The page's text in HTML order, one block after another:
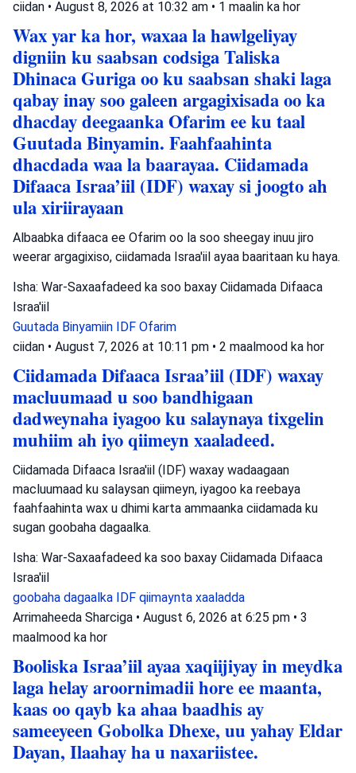
ciidan • August 8, 2026 at 10:32 am • 1 maalin ka hor
Wax yar ka hor, waxaa la hawlgeliyay
digniin ku saabsan codsiga Taliska
Dhinaca Guriga oo ku saabsan shaki laga
qabay inay soo galeen argagixisada oo ka
dhacday deegaanka Ofarim ee ku taal
Guutada Binyamin. Faahfaahinta
dhacdada waa la baarayaa. Ciidamada
Difaaca Israa’iil (IDF) waxay si joogto ah
ula xiriirayaan
Albaabka difaaca ee Ofarim oo la soo sheegay inuu jiro
weerar argagixiso, ciidamada Israa'iil ayaa baaritaan ku haya.
Isha: War-Saxaafadeed ka soo baxay Ciidamada Difaaca
Israa'iil
Guutada Binyamiin IDF Ofarim
ciidan • August 7, 2026 at 10:11 pm • 2 maalmood ka hor
Ciidamada Difaaca Israa’iil (IDF) waxay
macluumaad u soo bandhigaan
dadweynaha iyagoo ku salaynaya tixgelin
muhiim ah iyo qiimeyn xaaladeed.
Ciidamada Difaaca Israa'iil (IDF) waxay wadaagaan
macluumaad ku salaysan qiimeyn, iyagoo ka reebaya
faahfaahinta wax u dhimi karta ammaanka ciidamada ku
sugan goobaha dagaalka.
Isha: War-Saxaafadeed ka soo baxay Ciidamada Difaaca
Israa'iil
goobaha dagaalka IDF qiimaynta xaaladda
Arrimaheeda Sharciga • August 6, 2026 at 6:25 pm • 3
maalmood ka hor
Booliska Israa’iil ayaa xaqiijiyay in meydka
laga helay aroornimadii hore ee maanta,
kaas oo qayb ka ahaa baadhis ay
sameeyeen Gobolka Dhexe, uu yahay Eldar
Dayan, Ilaahay ha u naxariistee.